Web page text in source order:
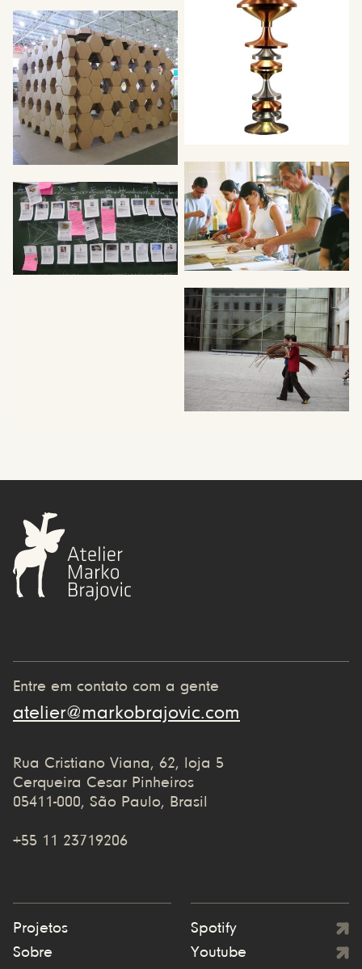
Entre em contato com a gente
atelier@markobrajovic.com
Rua Cristiano Viana, 62, loja 5
Cerqueira Cesar Pinheiros
05411-000, São Paulo, Brasil
+55 11 23719206
Projetos
Sobre
Spotify
Youtube